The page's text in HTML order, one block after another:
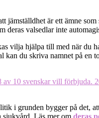
jämställdhet är ett ämne
valsedlar inte
vilja hjälpa till med när du
du skriva namnet på
i grunden bygger på
sjukvård. Läs mer om deras